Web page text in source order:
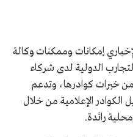
إمكانات وممكنات وكالة
الدولية لدى شركاء
خبرات كوادرها، وتدعم
الكوادر الإعلامية من خلال
رائدة.